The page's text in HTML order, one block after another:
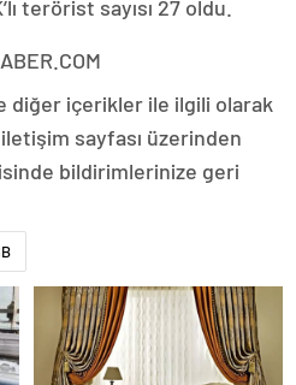
terörist sayısı 27 oldu.
diğer içerikler ile ilgili olarak
sayfası üzerinden
bildirimlerinize geri